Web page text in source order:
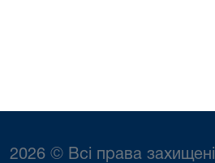
2026 © Всі права захищені